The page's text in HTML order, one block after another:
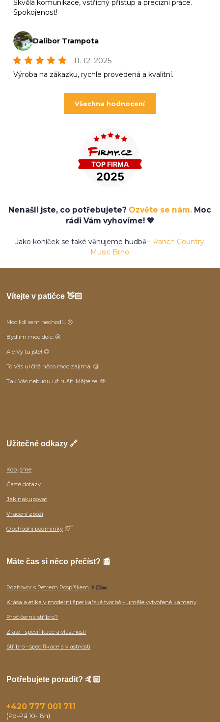
Skvělá komunikace, vstřícný přístup a precizní práce.
Spokojenost!
Dalibor Trampota
11. 12. 2025
Výroba na zákazku, rychle provedená a kvalitní.
Všechna hodnocení
Nenašli jste, co potřebujete? Ozvěte se nám. Moc
rádi Vám vyhovíme! 💖
Jako koníček se také věnujeme hudbě - Ranch Country
Music Brno
Vítejte v patičce 👋🏻
Moc lidí sem nechodí... 😞
Bydlím moc dole. 😒
Ale Vy tu jste! 😊
To Vás určitě něco moc zajímá. 🧐
Tak Vás nebudu už rušit. Mějte se! 🫶
Užitečné odkazy 🔗
Kdo jsme
Časté dotazy
Jak nakupovat
Vracení zboží
Obchodní podmínky 😴
Máte čas si něco přečíst? 📰
Rozhovor s Petrem Pospíšilem 👨🏻‍🏭
Krása a etika v moderní šperkařské tvorbě - uměle vytvořené kameny
Proč černá stříbro?
Zlato - specifikace a vlastnosti
Stříbro - specifikace a vlastnosti
Potřebujete poradit? 🤙🏻
+420 777 001 711
(Po-Pá 10-18h)